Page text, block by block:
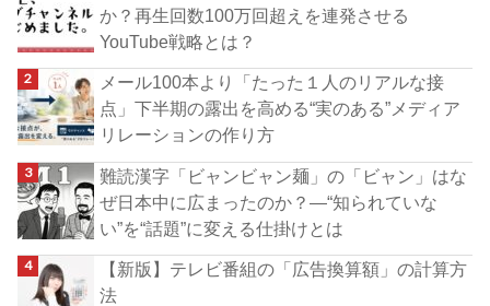
か？再生回数100万回超えを連発させる
YouTube戦略とは？
メール100本より「たった１人のリアルな接
点」下半期の露出を高める“実のある”メディア
リレーションの作り方
難読漢字「ビャンビャン麺」の「ビャン」はな
ぜ日本中に広まったのか？―“知られていな
い”を“話題”に変える仕掛けとは
【新版】テレビ番組の「広告換算額」の計算方
法